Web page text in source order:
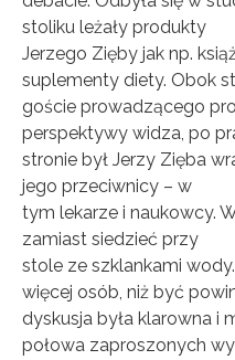
stoliku leżały produkty
Jerzego Zięby jak np.
suplementy diety. Obok
goście prowadzącego
perspektywy widza, po
stronie był Jerzy Zięba
jego przeciwnicy – w
tym lekarze i naukowcy.
zamiast siedzieć przy
stole ze szklankami
więcej osób, niż być
dyskusja była klarowna i
połowa zaproszonych